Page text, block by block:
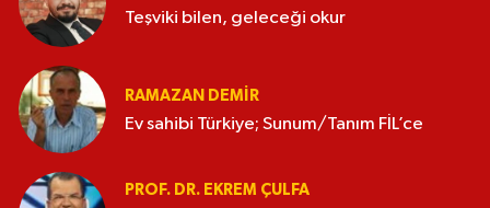
Teşviki bilen, geleceği okur
RAMAZAN DEMİR
Ev sahibi Türkiye; Sunum/Tanım FİL’ce
PROF. DR. EKREM ÇULFA